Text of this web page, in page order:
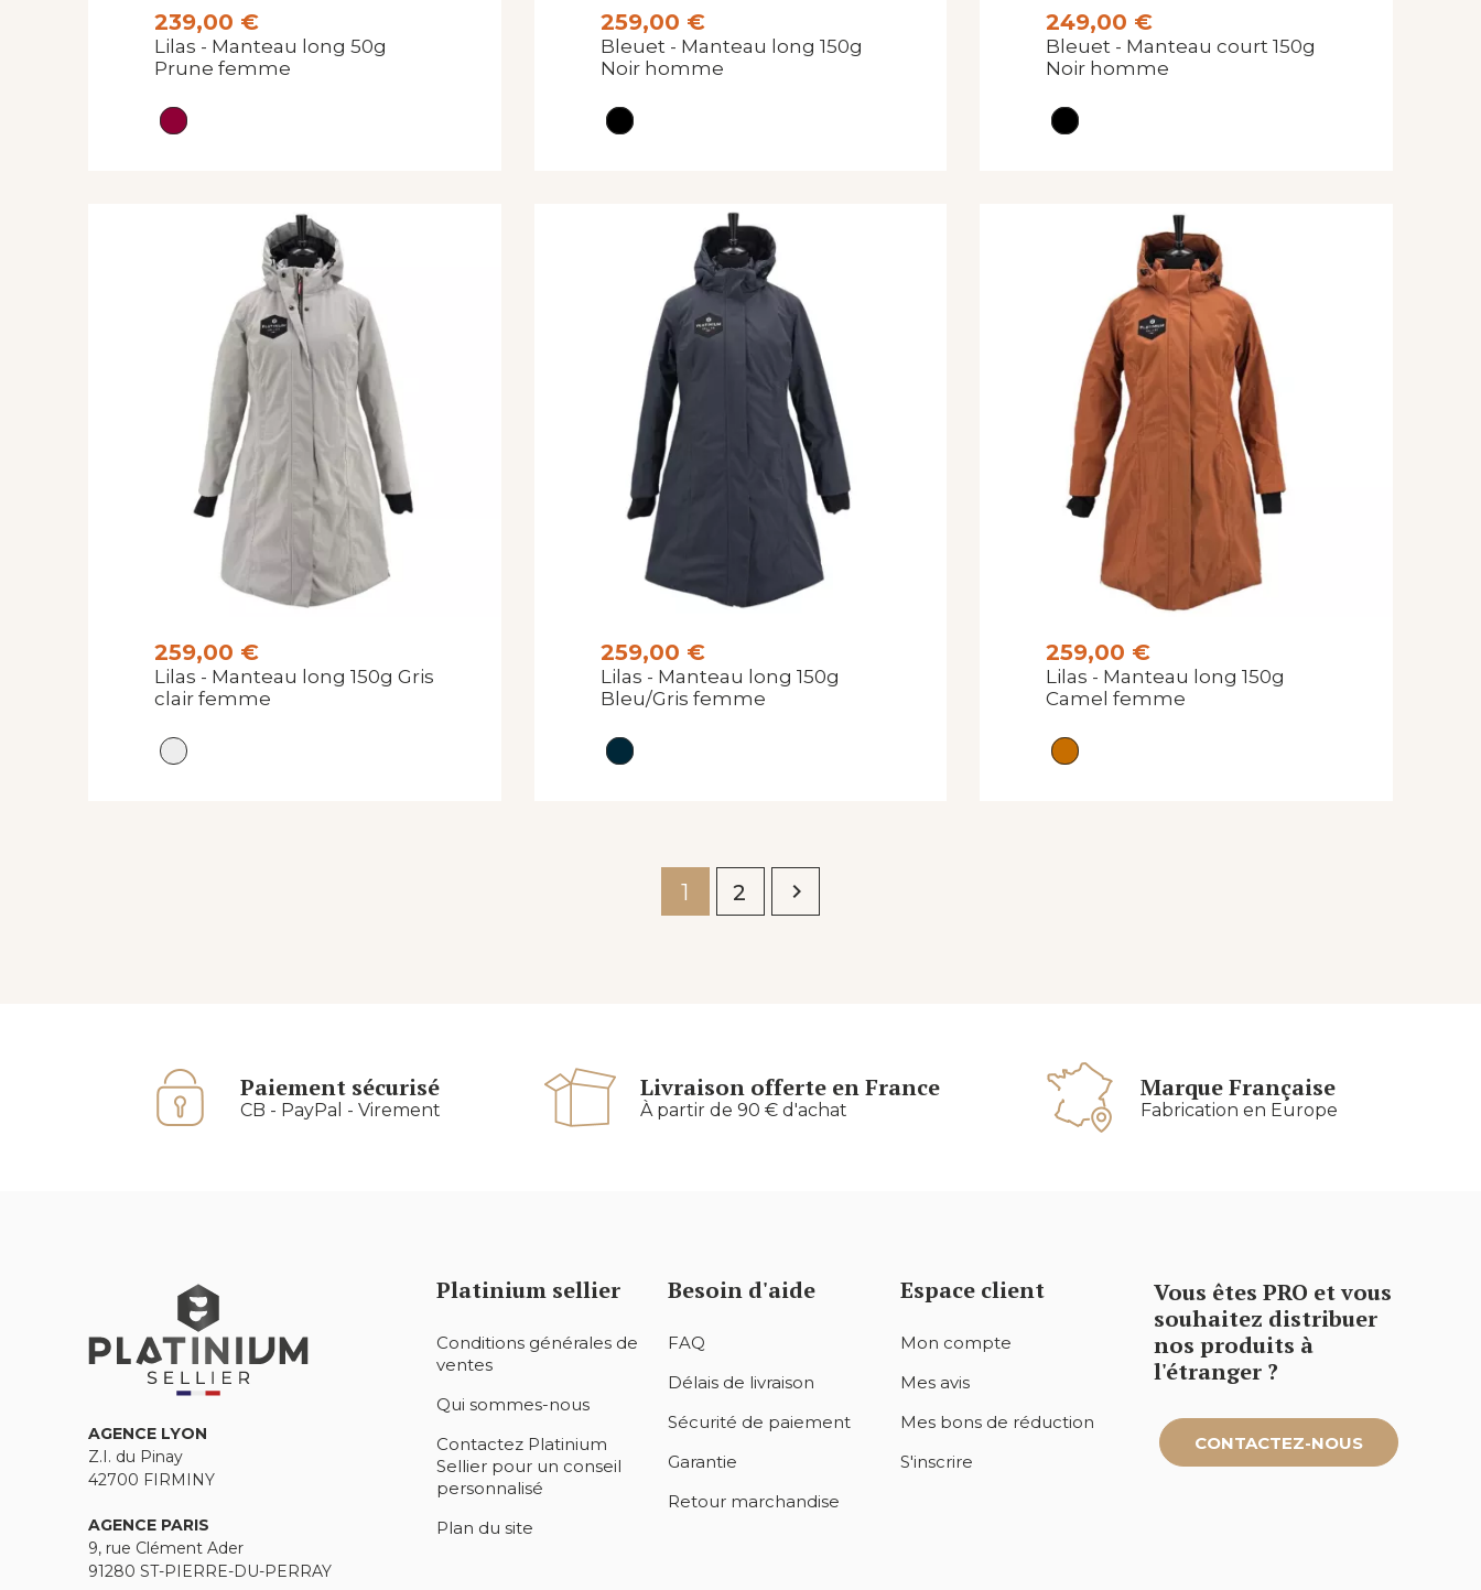
239,00 €
Lilas - Manteau long 50g
Prune femme
259,00 €
Bleuet - Manteau long 150g
Noir homme
249,00 €
Bleuet - Manteau court 150g
Noir homme
259,00 €
Lilas - Manteau long 150g Gris
clair femme
259,00 €
Lilas - Manteau long 150g
Bleu/Gris femme
259,00 €
Lilas - Manteau long 150g
Camel femme
1 2 
Paiement sécurisé
CB - PayPal - Virement
Livraison offerte en France
À partir de 90 € d'achat
Marque Française
Fabrication en Europe
AGENCE LYON
Z.I. du Pinay
42700 FIRMINY
AGENCE PARIS
9, rue Clément Ader
91280 ST-PIERRE-DU-PERRAY
Platinium sellier
Conditions générales de
ventes
Qui sommes-nous
Contactez Platinium
Sellier pour un conseil
personnalisé
Plan du site
Besoin d'aide
FAQ
Délais de livraison
Sécurité de paiement
Garantie
Retour marchandise
Espace client
Mon compte
Mes avis
Mes bons de réduction
S'inscrire
Vous êtes PRO et vous
souhaitez distribuer
nos produits à
l'étranger ?
CONTACTEZ-NOUS